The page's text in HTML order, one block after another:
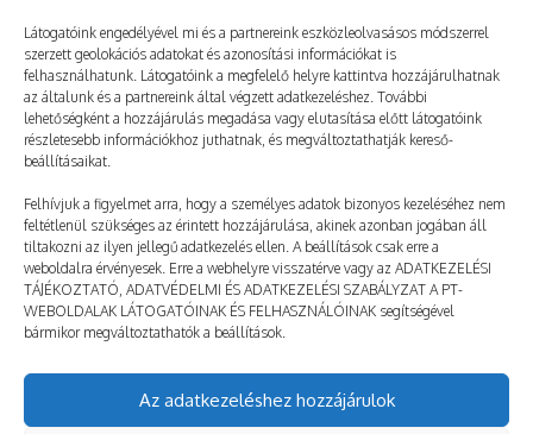
Látogatóink engedélyével mi és a partnereink eszközleolvasásos módszerrel
szerzett geolokációs adatokat és azonosítási információkat is
felhasználhatunk. Látogatóink a megfelelő helyre kattintva hozzájárulhatnak
az általunk és a partnereink által végzett adatkezeléshez. További
lehetőségként a hozzájárulás megadása vagy elutasítása előtt látogatóink
részletesebb információkhoz juthatnak, és megváltoztathatják kereső-
beállításaikat.
Felhívjuk a figyelmet arra, hogy a személyes adatok bizonyos kezeléséhez nem
feltétlenül szükséges az érintett hozzájárulása, akinek azonban jogában áll
tiltakozni az ilyen jellegű adatkezelés ellen. A beállítások csak erre a
weboldalra érvényesek. Erre a webhelyre visszatérve vagy az ADATKEZELÉSI
TÁJÉKOZTATÓ, ADATVÉDELMI ÉS ADATKEZELÉSI SZABÁLYZAT A PT-
WEBOLDALAK LÁTOGATÓINAK ÉS FELHASZNÁLÓINAK segítségével
bármikor megváltoztathatók a beállítások.
Az adatkezeléshez hozzájárulok
Sok intelligens és ügyes gyerekkel
találkoztam
2025. 06. 05. TÁBOROZTATÓ
Dani kisiskolásként még vendégként látogatta a nyári
táborokat, most azonban kipróbálja magát
kecskeméti gyerekfesztiválja. Adj tanácsokat első
táborozóknak! Vigyen ventilátort és szúnyogriasztót!
Ez…